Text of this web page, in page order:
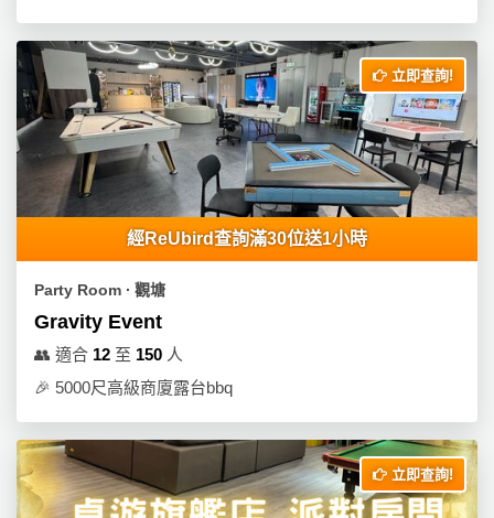
立即查詢!
經ReUbird查詢滿30位送1小時
Party Room ∙ 觀塘
Gravity Event
👥 適合 12 至 150 人
🎉 5000尺高級商廈露台bbq
立即查詢!